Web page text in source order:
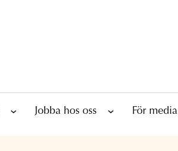
Jobba hos oss För media